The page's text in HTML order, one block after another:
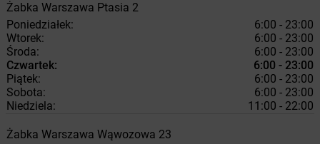
Żabka Warszawa Ptasia 2
Poniedziałek:
6:00 - 23:00
Wtorek:
6:00 - 23:00
Środa:
6:00 - 23:00
Czwartek:
6:00 - 23:00
Piątek:
6:00 - 23:00
Sobota:
6:00 - 23:00
Niedziela:
11:00 - 22:00
Żabka Warszawa Wąwozowa 23